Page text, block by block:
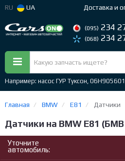
RU UA Доставка и
(095) 234
(068) 234
Например: насос ГУР Туксон,
Главная BMW E81 Датчики
Датчики на BMW E81 (БМВ
Уточните
автомобиль: